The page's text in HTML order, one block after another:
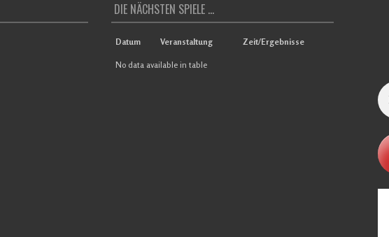
DIE NÄCHSTEN SPIELE ...
Datum Veranstaltung Zeit/Ergebnisse
No data available in table